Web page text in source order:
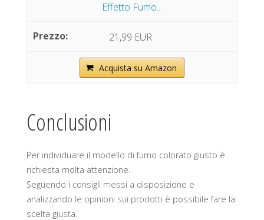
Effetto Fumo...
21,99 EUR
Acquista su Amazon
Conclusioni
Per individuare il modello di fumo colorato giusto è
richiesta molta attenzione.
Seguendo i consigli messi a disposizione e
analizzando le opinioni sui prodotti è possibile fare la
scelta giusta.